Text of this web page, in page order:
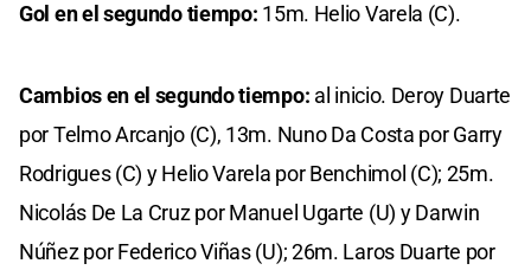
Gol en el segundo tiempo: 15m. Helio Varela (C).
Cambios en el segundo tiempo: al inicio. Deroy Duarte
por Telmo Arcanjo (C), 13m. Nuno Da Costa por Garry
Rodrigues (C) y Helio Varela por Benchimol (C); 25m.
Nicolás De La Cruz por Manuel Ugarte (U) y Darwin
Núñez por Federico Viñas (U); 26m. Laros Duarte por